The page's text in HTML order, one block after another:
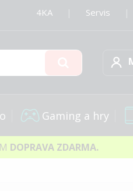
4KA Servis
Môj
Gaming a hry
DOPRAVA ZDARMA.